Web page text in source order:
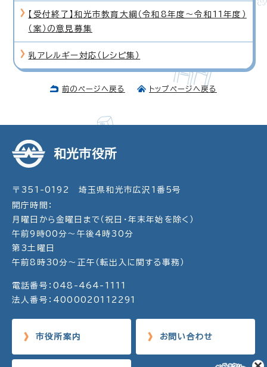
【受付終了】和光市教育大綱（令和8年度〜令和11年度）
（案）の意見募集
乳アレルギー対応（レシピ集）
前のページへ戻る トップページへ戻る
和光市役所
〒351-0192 埼玉県和光市広沢1番5号
開庁時間：
月曜日から金曜日まで（祝日・年末年始を除く）
午前9時00分～午後4時30分
第3土曜日
午前8時30分～正午（転出入に関する事務）
電話番号：048-464-1111
法人番号：4000020112291
市役所案内 お問い合わせ